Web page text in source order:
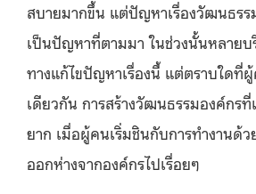
สบายมากขึ้น แต่ปัญหาเรื่องวัฒนธร
เป็นปัญหาที่ตามมา ในช่วงนั้นหลาย
ทางแก้ไขปัญหาเรื่องนี้ แต่ตราบใดที่
เดียวกัน การสร้างวัฒนธรรมองค์กรที่
ยาก เมื่อผู้คนเริ่มชินกับการทำงานด้ว
ออกห่างจากองค์กรไปเรื่อยๆ